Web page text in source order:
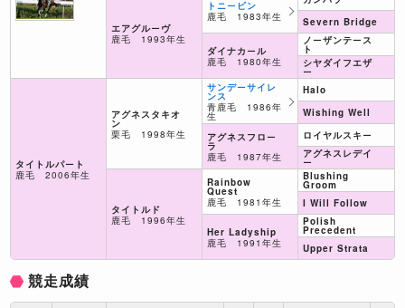
タイトルパート
鹿毛 2006年生
エアグルーヴ
鹿毛 1993年生
アグネスタキオ
ン
栗毛 1998年生
タイトルド
鹿毛 1996年生
トニービン
鹿毛 1983年生
ダイナカール
鹿毛 1980年生
サンデーサイレ
ンス
青鹿毛 1986年
生
アグネスフロー
ラ
鹿毛 1987年生
Rainbow
Quest
鹿毛 1981年生
Her Ladyship
鹿毛 1991年生
Severn Bridge
ノーザンテース
ト
シヤダイフエザ
ー
Halo
Wishing Well
ロイヤルスキー
アグネスレデイ
ー
Blushing
Groom
I Will Follow
Polish
Precedent
Upper Strata
競走成績